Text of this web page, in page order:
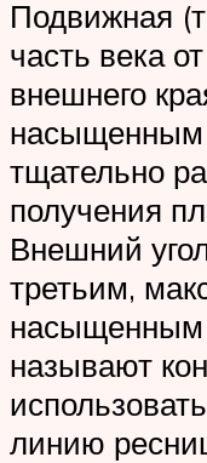
Подвижная
часть века
внешнего
насыщенным
тщательно
получения
Внешний
третьим,
насыщенным
называют
линию